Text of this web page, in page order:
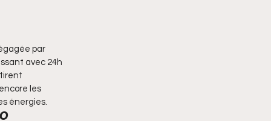
par
avec 24h
les
énergies.